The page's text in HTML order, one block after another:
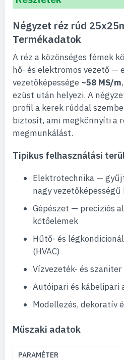
Négyzet réz rúd
Termékadatok
A réz a közönséges fémek
hő- és elektromos vezető —
vezetőképessége ~58 MS/m
ezüst után helyezi. A
profil a kerek rúddal
biztosít, ami megkönnyíti a
megmunkálást.
Tipikus felhasználási
Elektrotechnika —
nagy vezetőképességű
Gépészet — precíziós
kötőelemek
Hűtő- és
(HVAC)
Vízvezeték- és szaniter
Autóipari és kábelipari
Modellezés, dekoratív
Műszaki adatok
PARAMÉTER